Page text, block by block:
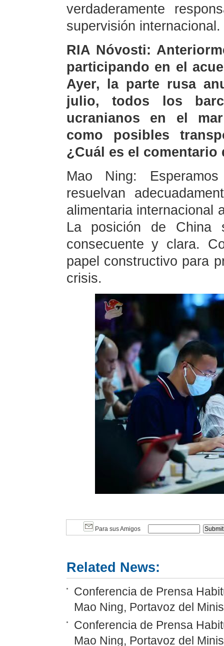
verdaderamente
supervisión internacional.
RIA Nóvosti:
participando en el
Ayer, la parte rusa
julio, todos los
ucranianos en el
como posibles
¿Cuál es el comentario
Mao Ning:
resuelvan
alimentaria internacional
La posición de China
consecuente y clara.
papel constructivo para
crisis.
Para sus Amigos
Related News:
Conferencia de Prensa
Mao Ning, Portavoz del
Conferencia de Prensa
Mao Ning, Portavoz del